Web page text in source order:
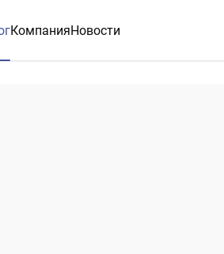
КомпанияНовости